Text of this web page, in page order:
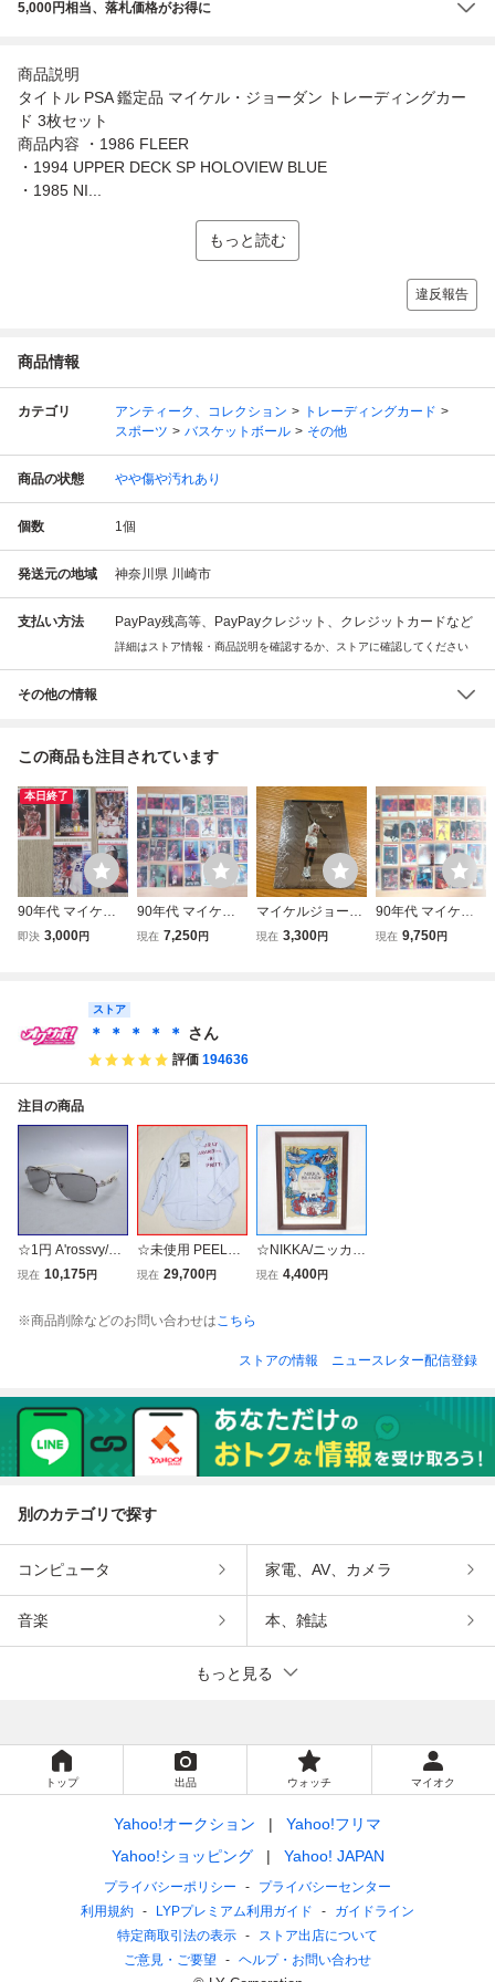
5,000円相当、落札価格がお得に
商品説明
タイトル PSA 鑑定品 マイケル・ジョーダン トレーディングカー
ド 3枚セット
商品内容 ・1986 FLEER
・1994 UPPER DECK SP HOLOVIEW BLUE
・1985 NI...
もっと読む
違反報告
商品情報
カテゴリ アンティーク、コレクション
トレーディングカード
スポーツ
バスケットボール その他
商品の状態 やや傷や汚れあり
個数 1個
発送元の地域 神奈川県 川崎市
支払い方法 PayPay残高等、PayPayクレジット、クレジットカードなど
詳細はストア情報・商品説明を確認するか、ストアに確認してください
その他の情報
この商品も注目されています
本日終了
90年代 マイケ
ル・ジョーダン N
l JORDAN 当時物
即決 3,000円
90年代 マイケ
ル・ジョーダン N
時物
現在 7,250円
マイケルジョーダ
ン NBAカード 199
現在 3,300円
90年代 マイケ
ル・ジョーダン N
現在 9,750円
ストア
＊ ＊ ＊ ＊ ＊ さん
評価 194636
注目の商品
☆1円 A'rossvy/ロ
ズヴィ サングラス
×ホワイト/ライト
現在 10,175円
☆未使用 PEEL&LI
FT/ピール&リフト
ンズXL/ライトブ
683
現在 29,700円
☆NIKKA/ニッカ
ブランデー X.O パ
ア&2251300001
現在 4,400円
※商品削除などのお問い合わせはこちら
ストアの情報 ニュースレター配信登録
別のカテゴリで探す
コンピュータ 家電、AV、カメラ
音楽 本、雑誌
もっと見る
トップ 出品 ウォッチ マイオク
Yahoo!オークション
Yahoo!フリマ
Yahoo!ショッピング
Yahoo! JAPAN
プライバシーポリシー
プライバシーセンター
利用規約
LYPプレミアム利用ガイド
ガイドライン
特定商取引法の表示
ストア出店について
ご意見・ご要望
ヘルプ・お問い合わせ